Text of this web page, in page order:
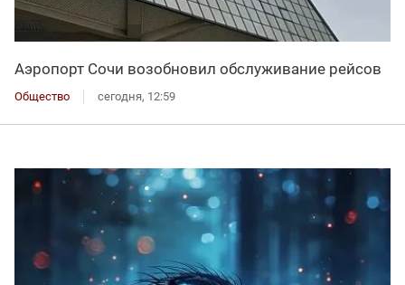
Аэропорт Сочи возобновил обслуживание рейсов
Общество сегодня, 12:59